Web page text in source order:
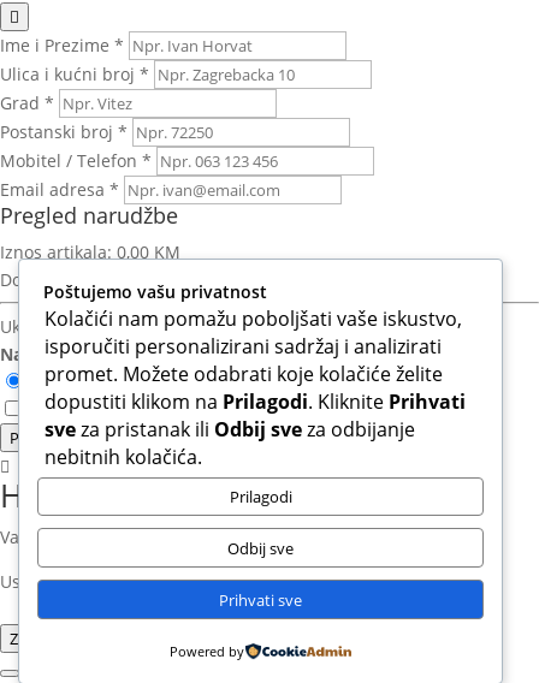
Ime i Prezime *
Ulica i kućni broj *
Grad *
Postanski broj *
Mobitel / Telefon *
Email adresa *
Pregled narudžbe
Iznos artikala: 0,00 KM
Dostava:
Izračun nakon unosa adrese
Ukupno za platiti: 0,00 KM
Način plaćanja:
Otkupnina (Plaćanje pouzećem)
Slažem se s Uvjetima korištenja i Politikom privatnosti.*
Potvrdi narudzbu
Hvala na povjerenju!
Vaša narudžba je uspješno zaprimljena.
Uskoro ćete na email dobiti potvrdu sa svim detaljima.
Zatvori
Poštujemo vašu privatnost
Kolačići nam pomažu poboljšati vaše iskustvo,
isporučiti personalizirani sadržaj i analizirati
promet. Možete odabrati koje kolačiće želite
dopustiti klikom na Prilagodi. Kliknite Prihvati
sveza pristanak ili Odbij sveza odbijanje
nebitnih kolačića.
Prilagodi
Odbij sve
Prihvati sve
Powered by